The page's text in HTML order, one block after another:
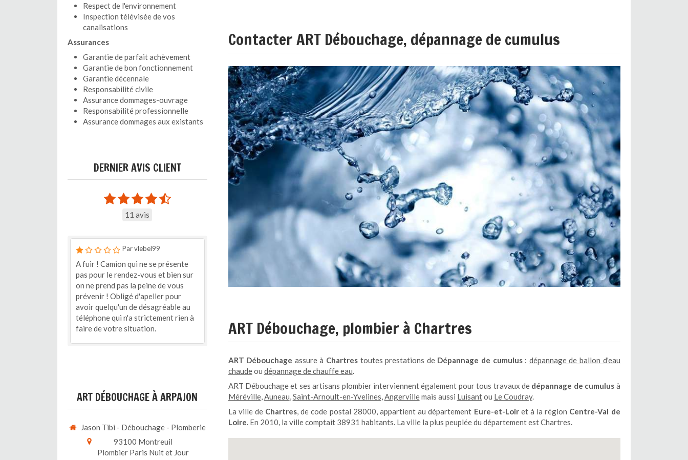
Contacter ART Débouchage, dépannage de cumulus
ART Débouchage, plombier à Chartres
ART Débouchage assure à Chartres toutes prestations de Dépannage de cumulus: dépannage de ballon d'eau
chaudeou dépannage de chauffe eau.
ART Débouchage et ses artisans plombier interviennent également pour tous travaux de dépannage de cumulus à
Méréville,Auneau,Saint-Arnoult-en-Yvelines,Angervillemais aussi Luisantou Le Coudray.
La ville de Chartres, de code postal 28000, appartient au département Eure-et-Loiret à la région Centre-Val de
Loire. En 2010, la ville comptait 38931 habitants. La ville la plus peuplée du département est Chartres.
Respect de l'environnement
Inspection télévisée de vos
canalisations
Assurances
Garantie de parfait achèvement
Garantie de bon fonctionnement
Garantie décennale
Responsabilité civile
Assurance dommages-ouvrage
Responsabilité professionnelle
Assurance dommages aux existants
DERNIER AVIS CLIENT
11 avis
Par vlebel99
A fuir ! Camion qui ne se présente
pas pour le rendez-vous et bien sur
on ne prend pas la peine de vous
prévenir ! Obligé d'apeller pour
avoir quelqu'un de désagréable au
téléphone qui n'a strictement rien à
faire de votre situation.
ART DÉBOUCHAGE À ARPAJON
Jason Tibi - Débouchage - Plomberie
93100 Montreuil
Plombier Paris Nuit et Jour